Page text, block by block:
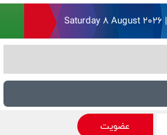
عضویت